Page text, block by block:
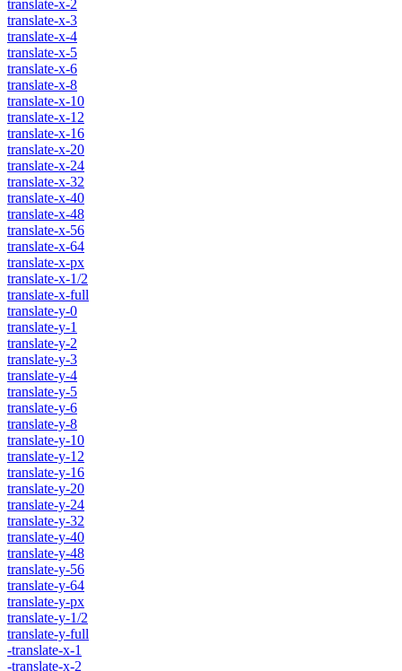
translate-x-2
translate-x-3
translate-x-4
translate-x-5
translate-x-6
translate-x-8
translate-x-10
translate-x-12
translate-x-16
translate-x-20
translate-x-24
translate-x-32
translate-x-40
translate-x-48
translate-x-56
translate-x-64
translate-x-px
translate-x-1/2
translate-x-full
translate-y-0
translate-y-1
translate-y-2
translate-y-3
translate-y-4
translate-y-5
translate-y-6
translate-y-8
translate-y-10
translate-y-12
translate-y-16
translate-y-20
translate-y-24
translate-y-32
translate-y-40
translate-y-48
translate-y-56
translate-y-64
translate-y-px
translate-y-1/2
translate-y-full
-translate-x-1
-translate-x-2